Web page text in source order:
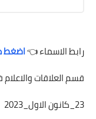
رابط الاسماء 👈اضغط
قسم العلاقات
23_كانون الاول_2023